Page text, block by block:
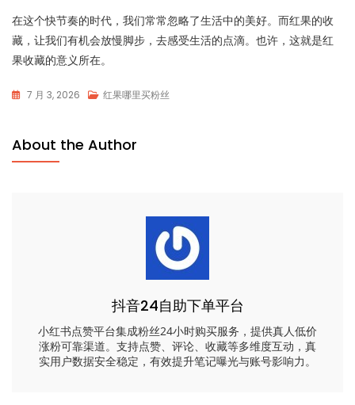
在这个快节奏的时代，我们常常忽略了生活中的美好。而红果的收
藏，让我们有机会放慢脚步，去感受生活的点滴。也许，这就是红
果收藏的意义所在。
7 月 3, 2026 红果哪里买粉丝
About the Author
抖音24自助下单平台
小红书点赞平台集成粉丝24小时购买服务，提供真人低价
涨粉可靠渠道。支持点赞、评论、收藏等多维度互动，真
实用户数据安全稳定，有效提升笔记曝光与账号影响力。